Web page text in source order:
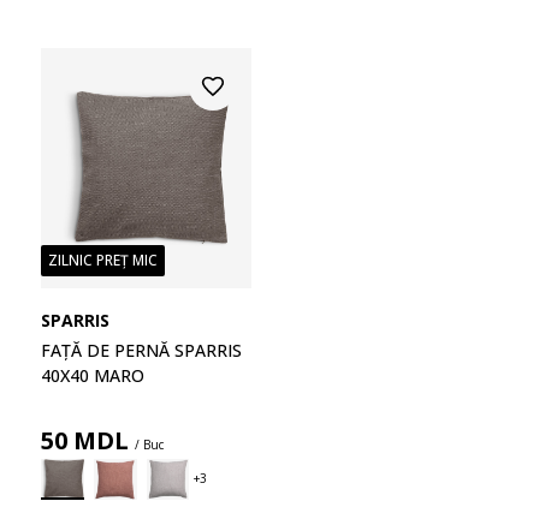
ZILNIC PREȚ MIC
SPARRIS
FAȚĂ DE PERNĂ SPARRIS
40X40 MARO
50 MDL / Buc